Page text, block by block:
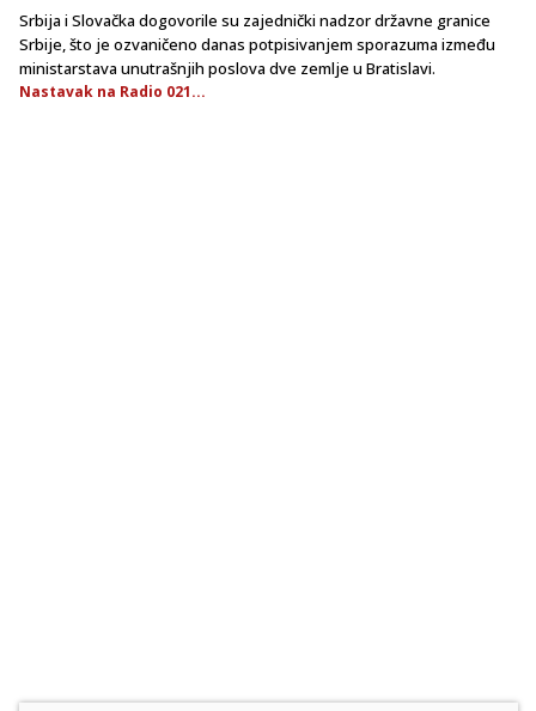
Srbija i Slovačka dogovorile su zajednički nadzor državne granice
Srbije, što je ozvaničeno danas potpisivanjem sporazuma između
ministarstava unutrašnjih poslova dve zemlje u Bratislavi.
Nastavak na Radio 021...